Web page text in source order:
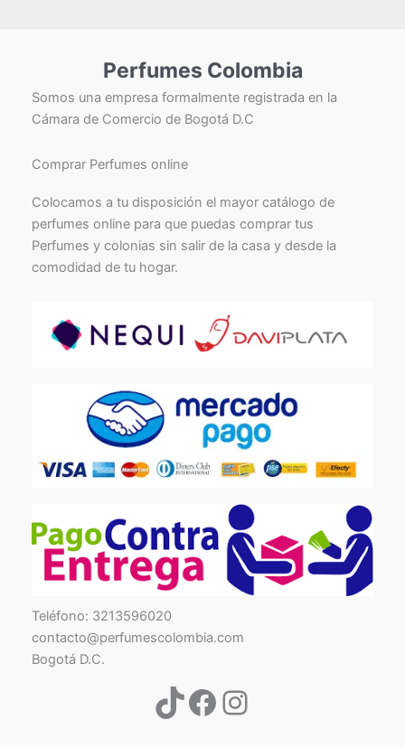
Perfumes Colombia
Somos una empresa formalmente registrada en la
Cámara de Comercio de Bogotá D.C
Comprar Perfumes online
Colocamos a tu disposición el mayor catálogo de
perfumes online para que puedas comprar tus
Perfumes y colonias sin salir de la casa y desde la
comodidad de tu hogar.
Teléfono: 3213596020
contacto@perfumescolombia.com
Bogotá D.C.
TikTokFacebook
Instagram